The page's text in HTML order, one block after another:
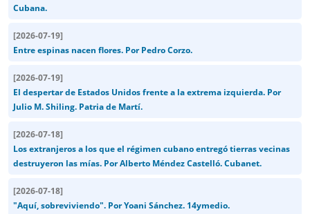
Cubana.
[2026-07-19]
Entre espinas nacen flores. Por Pedro Corzo.
[2026-07-19]
El despertar de Estados Unidos frente a la extrema izquierda. Por
Julio M. Shiling. Patria de Martí.
[2026-07-18]
Los extranjeros a los que el régimen cubano entregó tierras vecinas
destruyeron las mías. Por Alberto Méndez Castelló. Cubanet.
[2026-07-18]
"Aquí, sobreviviendo". Por Yoani Sánchez. 14ymedio.